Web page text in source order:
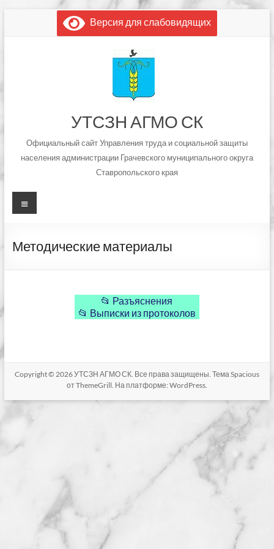
содержимому
Версия для слабовидящих
УТСЗН АГМО СК
Официальный сайт Управления труда и социальной защиты
населения администрации Грачевского муниципального округа
Ставропольского края
Меню
Методические материалы
📂 Разъяснения
📂 Выписки из протоколов
Copyright © 2026УТСЗН АГМО СК. Все права защищены. ТемаSpacious
от ThemeGrill. На платформе: WordPress.